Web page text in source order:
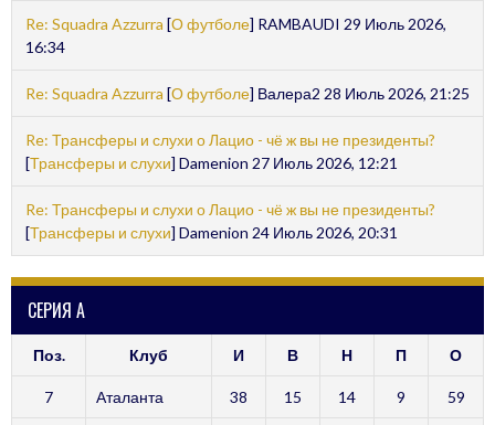
Re: Squadra Azzurra [О футболе] RAMBAUDI 29 Июль 2026,
16:34
Re: Squadra Azzurra [О футболе] Валера2 28 Июль 2026, 21:25
Re: Трансферы и слухи о Лацио - чё ж вы не президенты?
[Трансферы и слухи] Damenion 27 Июль 2026, 12:21
Re: Трансферы и слухи о Лацио - чё ж вы не президенты?
[Трансферы и слухи] Damenion 24 Июль 2026, 20:31
СЕРИЯ А
Поз. Клуб И В Н П О
7 Аталанта 38 15 14 9 59